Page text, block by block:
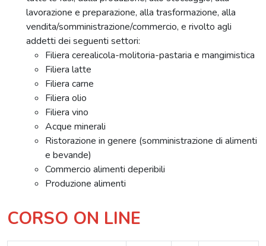
lavorazione e preparazione, alla trasformazione, alla
vendita/somministrazione/commercio, e rivolto agli
addetti dei seguenti settori:
Filiera cerealicola-molitoria-pastaria e mangimistica
Filiera latte
Filiera carne
Filiera olio
Filiera vino
Acque minerali
Ristorazione in genere (somministrazione di alimenti
e bevande)
Commercio alimenti deperibili
Produzione alimenti
CORSO ON LINE